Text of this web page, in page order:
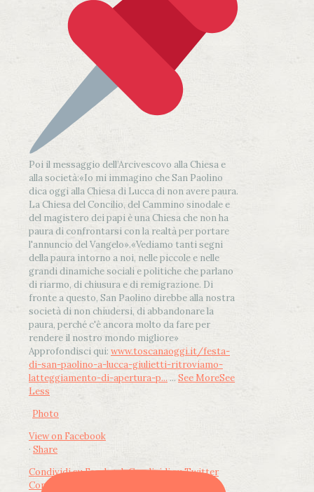
Poi il messaggio dell’Arcivescovo alla Chiesa e
alla società:«Io mi immagino che San Paolino
dica oggi alla Chiesa di Lucca di non avere paura.
La Chiesa del Concilio, del Cammino sinodale e
del magistero dei papi è una Chiesa che non ha
paura di confrontarsi con la realtà per portare
l'annuncio del Vangelo».«Vediamo tanti segni
della paura intorno a noi, nelle piccole e nelle
grandi dinamiche sociali e politiche che parlano
di riarmo, di chiusura e di remigrazione. Di
fronte a questo, San Paolino direbbe alla nostra
società di non chiudersi, di abbandonare la
paura, perché c'è ancora molto da fare per
rendere il nostro mondo migliore»
Approfondisci qui: www.toscanaoggi.it/festa-
di-san-paolino-a-lucca-giulietti-ritroviamo-
latteggiamento-di-apertura-p... ... See MoreSee
Less
Photo
View on Facebook
· Share
Condividi su FacebookCondividi su Twitter
Condividi su LinkedIn